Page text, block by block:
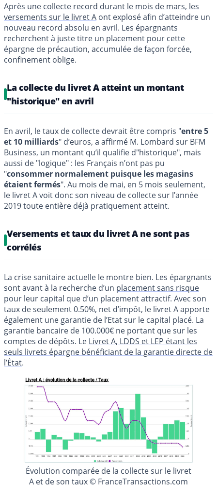
Après une collecte record durant le mois de mars, les
versements sur le livret A ont explosé afin d’atteindre un
nouveau record absolu en avril. Les épargnants
recherchent à juste titre un placement pour cette
épargne de précaution, accumulée de façon forcée,
confinement oblige.
La collecte du livret A atteint un montant
"historique" en avril
En avril, le taux de collecte devrait être compris "entre 5
et 10 milliards" d’euros, a affirmé M. Lombard sur BFM
Business, un montant qu’il qualifie d"historique", mais
aussi de "logique" : les Français n’ont pas pu
"consommer normalement puisque les magasins
étaient fermés". Au mois de mai, en 5 mois seulement,
le livret A voit donc son niveau de collecte sur l’année
2019 toute entière déjà pratiquement atteint.
Versements et taux du livret A ne sont pas
corrélés
La crise sanitaire actuelle le montre bien. Les épargnants
sont avant à la recherche d’un placement sans risque
pour leur capital que d’un placement attractif. Avec son
taux de seulement 0.50%, net d’impôt, le livret A apporte
également une garantie de l’Etat sur le capital placé. La
garantie bancaire de 100.000€ ne portant que sur les
comptes de dépôts. Le Livret A, LDDS et LEP étant les
seuls livrets épargne bénéficiant de la garantie directe de
l’État.
Évolution comparée de la collecte sur le livret
A et de son taux © FranceTransactions.com